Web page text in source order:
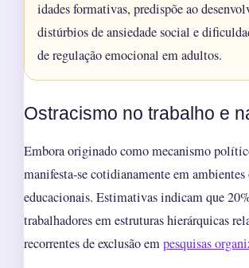
idades formativas, predispõe ao
distúrbios de ansiedade social e
de regulação emocional em adultos.
Ostracismo no trabalho e
Embora originado como mecanismo
manifesta-se cotidianamente em
educacionais. Estimativas indicam que
trabalhadores em estruturas hierárquicas
recorrentes de exclusão empesquisas